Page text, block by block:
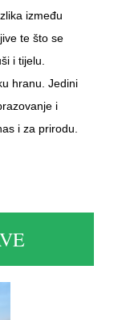
između
te što se
i tijelu.
hranu. Jedini
i
i za prirodu.